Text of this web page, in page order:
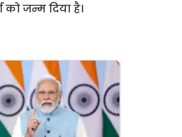
को जन्म दिया है।